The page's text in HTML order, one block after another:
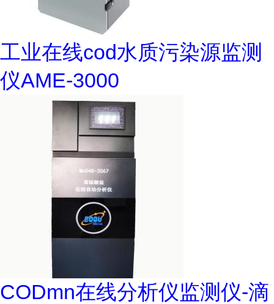
工业在线cod水质污染源监测
仪AME-3000
CODmn在线分析仪监测仪-滴